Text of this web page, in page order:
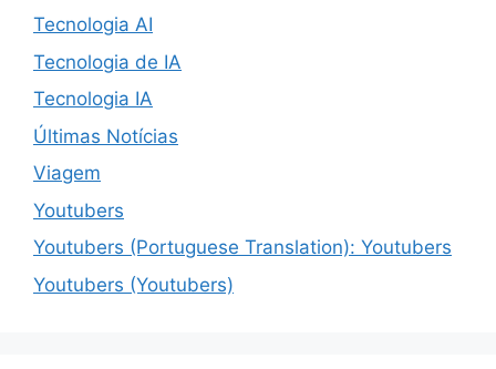
Tecnologia AI
Tecnologia de IA
Tecnologia IA
Últimas Notícias
Viagem
Youtubers
Youtubers (Portuguese Translation): Youtubers
Youtubers (Youtubers)